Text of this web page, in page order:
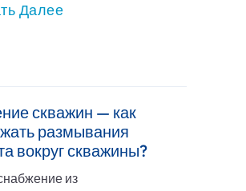
Далее
скважин — как
размывания
вокруг скважины?
из